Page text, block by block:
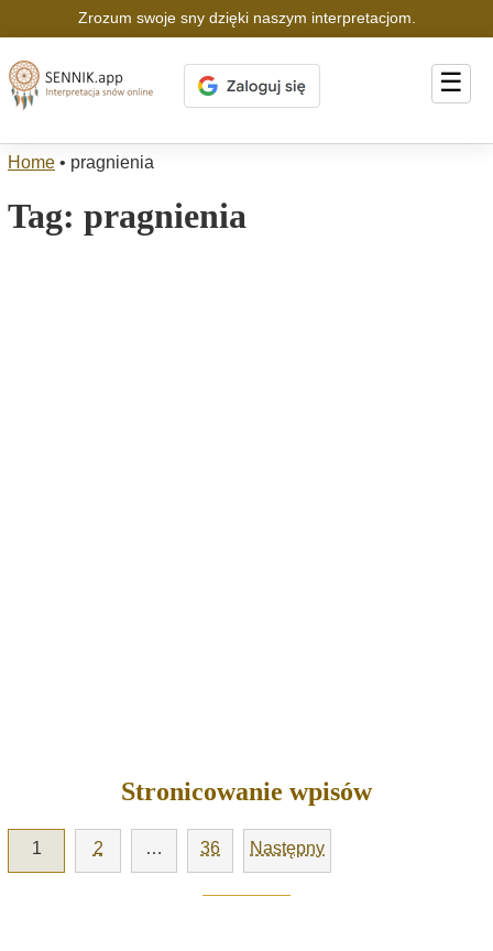
Zrozum swoje sny dzięki naszym interpretacjom.
☰
Home • pragnienia
Tag: pragnienia
Stronicowanie wpisów
1 2 … 36 Następny